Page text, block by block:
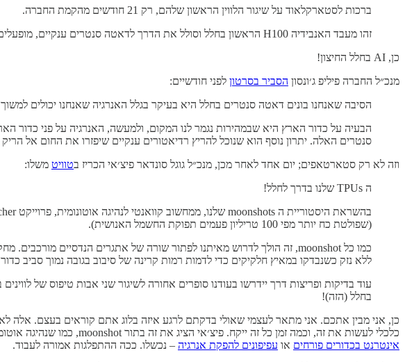
ברכות לסטארקלאוד על שיגור הלווין הראשון שלהם, רק 21 חודשים מהקמת החברה.
זהו מעבד האנבידיה H100 הראשון בחלל וסולל את הדרך לדאטה סנטרים ענקיים, מופעלים על ידי אנרגיה סולארית, שינועו סביב כדור הארץ.
כן, AI בחלל החיצון!
מנכ״ל החברה פיליפ ג׳ונסון הסביר בסרטון לפני חודשיים:
הסיבה שאנחנו בונים דאטה סנטרים בחלל היא בעיקר בגלל האנרגיה שאנחנו יכולים
הבעיה על כדור הארץ היא שבמהירות נגמר לנו המקום, ולמעשה, האנרגיה על פני כדור
סנטרים האלה. יתרון נוסף הוא שנוכל להריץ רדיאטורים ענקיים שיפזרו את החום אל
וזה לא רק סטארטאפים; יום אחד לאחר מכן, מנכ״ל גוגל סונדאר פיצ׳אי הכריז בטוויט משלו:
ה TPUs שלנו בדרך לחלל!
(שפולטת כח יותר מפי 100 טריליון פעמים תפוקת החשמל האנושית).
ללא נזק כשנבדקו במאיץ חלקיקים כדי לדמות רמות קרינה של סיבוב בגובה נמוך סביב
בחלל (הזה)!
כן, אני מבין אתכם. אני מתאר לעצמי שאולי בדקתם לרגע איזה בלוג אתם קוראים בעצם. אלה
כלכלי לעשות את זה, וכמה זמן כל זה ייקח. פיצ׳אי הציג את זה בתור moonshot, כמו שנהיגה אוטומית הייתה כשהפרוייקט התחיל בגוגל ב-2009, אבל זה היוצא מהכלל שמעיד על הכלל; הרוב המוחלט של moonshots בגוגל – כמו
אינטרנט בכדורים פורחים או עפיפונים להפקת אנרגיה – נכשלו. ככה ההתפלגות אמורה לעבוד.